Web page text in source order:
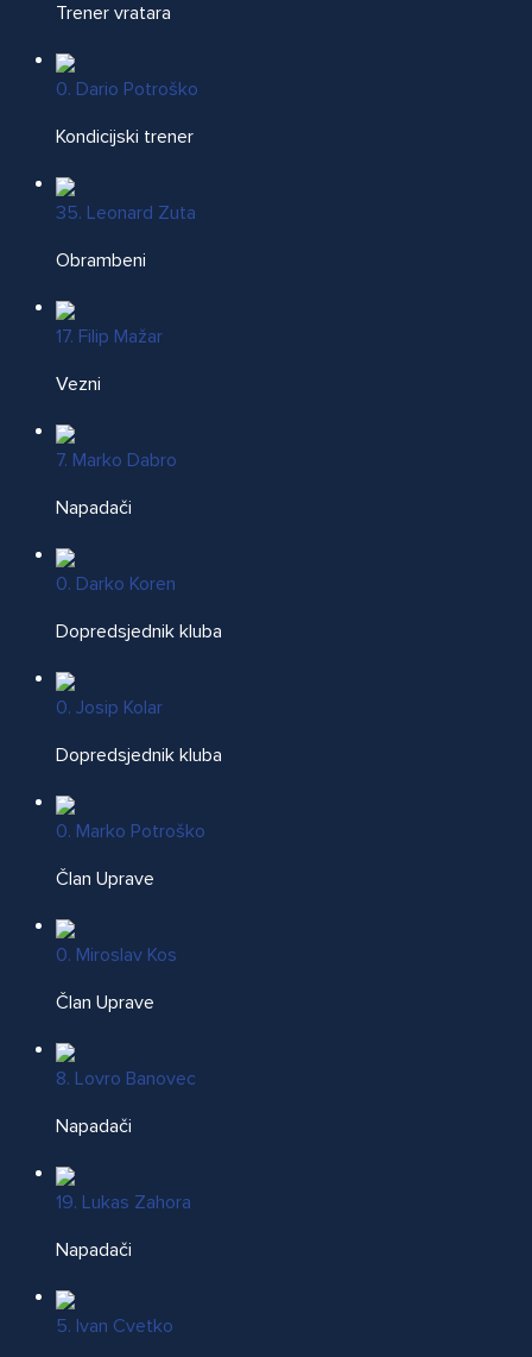
Trener vratara
0. Dario Potroško
Kondicijski trener
35. Leonard Zuta
Obrambeni
17. Filip Mažar
Vezni
7. Marko Dabro
Napadači
0. Darko Koren
Dopredsjednik kluba
0. Josip Kolar
Dopredsjednik kluba
0. Marko Potroško
Član Uprave
0. Miroslav Kos
Član Uprave
8. Lovro Banovec
Napadači
19. Lukas Zahora
Napadači
5. Ivan Cvetko